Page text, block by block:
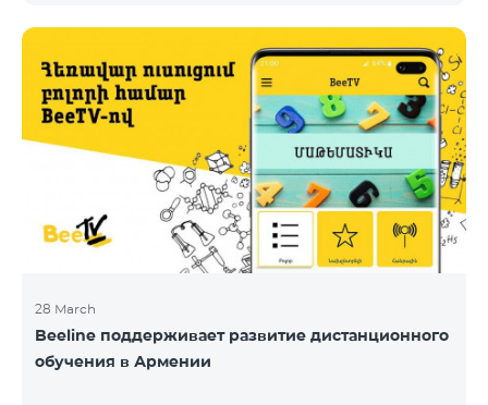
28 March
Beeline поддерживает развитие дистанционного
обучения в Армении